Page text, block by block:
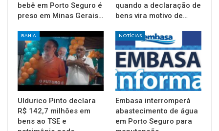
bebê em Porto Seguro é
preso em Minas Gerais…
quando a declaração de
bens vira motivo de…
BAHIA
Uldurico Pinto declara
R$ 142,7 milhões em
bens ao TSE e
NOTÍCIAS
Embasa interromperá
abastecimento de água
em Porto Seguro para